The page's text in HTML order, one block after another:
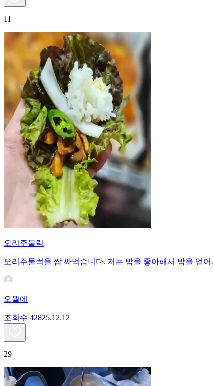
11
오리주물럭
오리주물럭을 쌈 싸먹습니다. 저는 밥을 좋아해서 밥을 얻
오월에
조회수 42825.12.12
29